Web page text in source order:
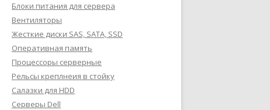
Блоки питания для сервера
Вентиляторы
Жесткие диски SAS, SATA, SSD
Оперативная память
Процессоры серверные
Рельсы креплнеия в стойку
Салазки для HDD
Серверы Dell